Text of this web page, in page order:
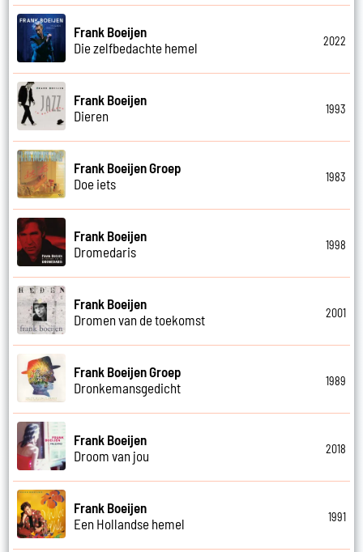
Frank Boeijen
Die zelfbedachte hemel
2022
Frank Boeijen
Dieren
1993
Frank Boeijen Groep
Doe iets
1983
Frank Boeijen
Dromedaris
1998
Frank Boeijen
Dromen van de toekomst
2001
Frank Boeijen Groep
Dronkemansgedicht
1989
Frank Boeijen
Droom van jou
2018
Frank Boeijen
Een Hollandse hemel
1991